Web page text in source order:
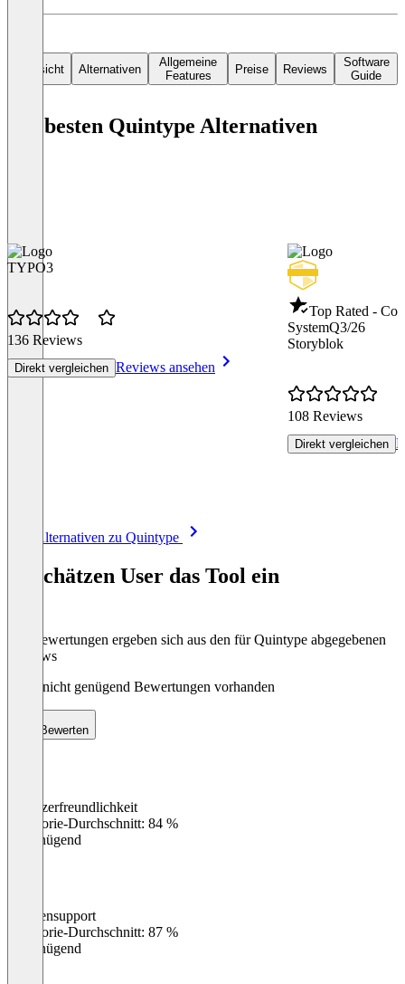
Übersicht Alternativen
Allgemeine
Features
Preise Reviews
Software
Guide
Die besten Quintype Alternativen
TYPO3
136 Reviews
Direkt vergleichen Reviews ansehen
Top Rated -
SystemQ3/26
Storyblok
108 Reviews
Direkt vergleichen
Alle Alternativen zu Quintype
So schätzen User das Tool ein
Die Bewertungen ergeben sich aus den für Quintype abgegebenen
Reviews
Noch nicht genügend Bewertungen vorhanden
Bewerten
Benutzerfreundlichkeit
Kategorie-Durchschnitt: 84 %
Ungenügend
Kundensupport
Kategorie-Durchschnitt: 87 %
Ungenügend